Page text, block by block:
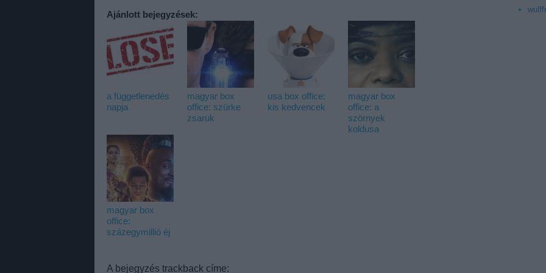
Ajánlott bejegyzések:
a függetlenedés
napja
magyar box
office: szürke
zsaruk
usa box office:
kis kedvencek
magyar box
office: a
szörnyek
koldusa
magyar box
office:
százegymillió éj
A bejegyzés trackback címe: